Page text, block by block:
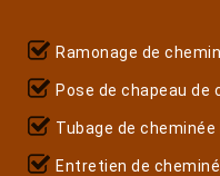
Ramonage de
Pose de chapeau de
Tubage de cheminée
Entretien de